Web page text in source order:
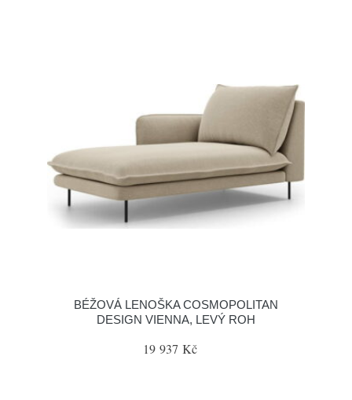
BÉŽOVÁ LENOŠKA COSMOPOLITAN
DESIGN VIENNA, LEVÝ ROH
19 937 Kč